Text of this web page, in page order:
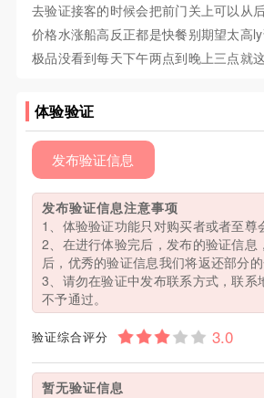
去验证接客的时候会把前门关上可以从
价格水涨船高反正都是快餐别期望太高
极品没看到每天下午两点到晚上三点就
体验验证
发布验证信息
发布验证信息注意事项
1、体验验证功能只对购买者或者至尊
2、在进行体验完后，发布的验证信息
后，优秀的验证信息我们将返还部分的
3、请勿在验证中发布联系方式，联系
不予通过。
验证综合评分
暂无验证信息